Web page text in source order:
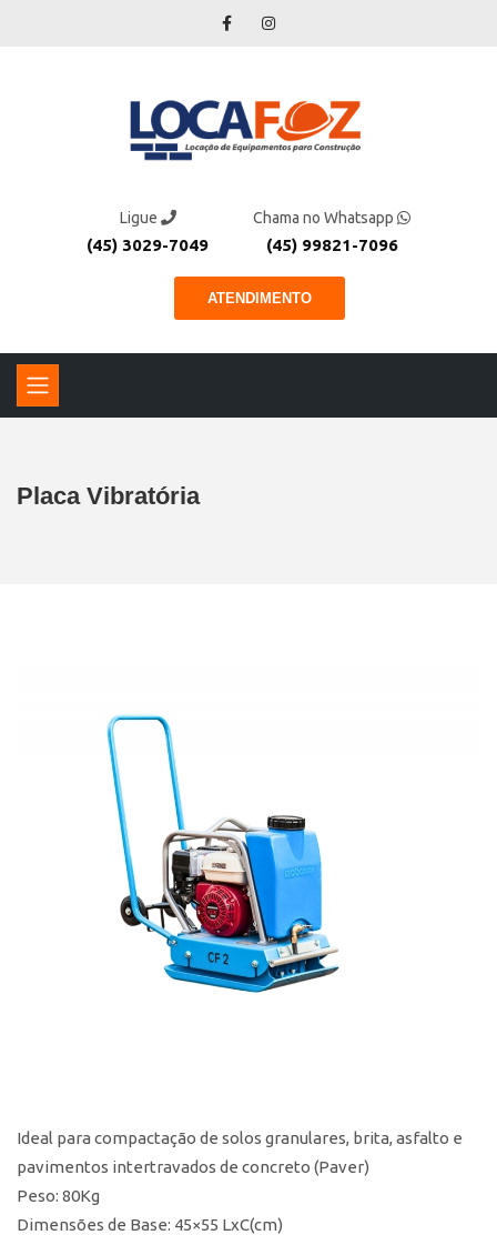
Ligue
(45) 3029-7049
Chama no Whatsapp
(45) 99821-7096
ATENDIMENTO
Placa Vibratória
Ideal para compactação de solos granulares, brita, asfalto e
pavimentos intertravados de concreto (Paver)
Peso: 80Kg
Dimensões de Base: 45×55 LxC(cm)